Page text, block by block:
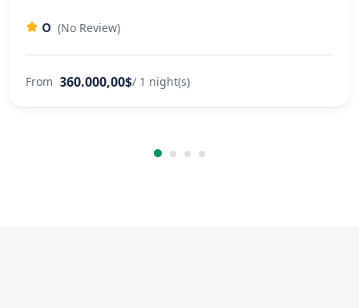
0 (No Review)
From 360.000,00$/ 1 night(s)